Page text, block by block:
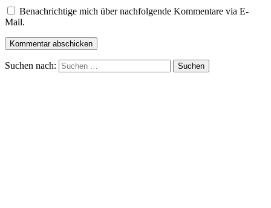
Benachrichtige mich über nachfolgende Kommentare via E-
Mail.
Suchen nach: